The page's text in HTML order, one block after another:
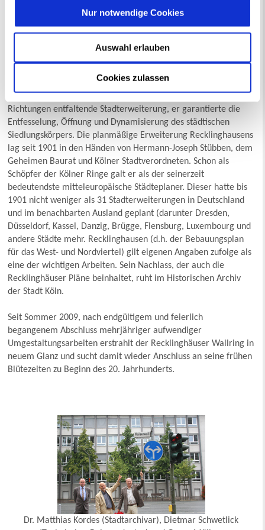
Cookies zulassen
Auswahl erlauben
Nur notwendige Cookies
Richtungen entfaltende Stadterweiterung, er garantierte die
Entfesselung, Öffnung und Dynamisierung des städtischen
Siedlungskörpers. Die planmäßige Erweiterung Recklinghausens
lag seit 1901 in den Händen von Hermann-Joseph Stübben, dem
Geheimen Baurat und Kölner Stadtverordneten. Schon als
Schöpfer der Kölner Ringe galt er als der seinerzeit
bedeutendste mitteleuropäische Städteplaner. Dieser hatte bis
1901 nicht weniger als 31 Stadterweiterungen in Deutschland
und im benachbarten Ausland geplant (darunter Dresden,
Düsseldorf, Kassel, Danzig, Brügge, Flensburg, Luxembourg und
andere Städte mehr. Recklinghausen (d.h. der Bebauungsplan
für das West- und Nordviertel) gilt eigenen Angaben zufolge als
eine der wichtigen Arbeiten. Sein Nachlass, der auch die
Recklinghäuser Pläne beinhaltet, ruht im Historischen Archiv
der Stadt Köln.
Seit Sommer 2009, nach endgültigem und feierlich
begangenem Abschluss mehrjähriger aufwendiger
Umgestaltungsarbeiten erstrahlt der Recklinghäuser Wallring in
neuem Glanz und sucht damit wieder Anschluss an seine frühen
Blütezeiten zu Beginn des 20. Jahrhunderts.
Dr. Matthias Kordes (Stadtarchivar), Dietmar Schwetlick